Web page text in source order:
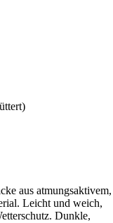
aus atmungsaktivem,
Leicht und weich,
Dunkle,